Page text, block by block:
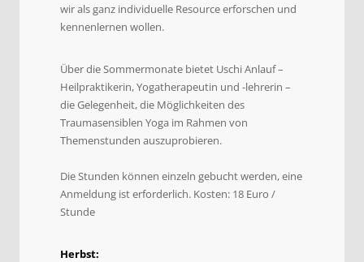
wir als ganz individuelle Resource erforschen und
kennenlernen wollen.
Über die Sommermonate bietet Uschi Anlauf –
Heilpraktikerin, Yogatherapeutin und -lehrerin –
die Gelegenheit, die Möglichkeiten des
Traumasensiblen Yoga im Rahmen von
Themenstunden auszuprobieren.
Die Stunden können einzeln gebucht werden, eine
Anmeldung ist erforderlich. Kosten: 18 Euro /
Stunde
Herbst: